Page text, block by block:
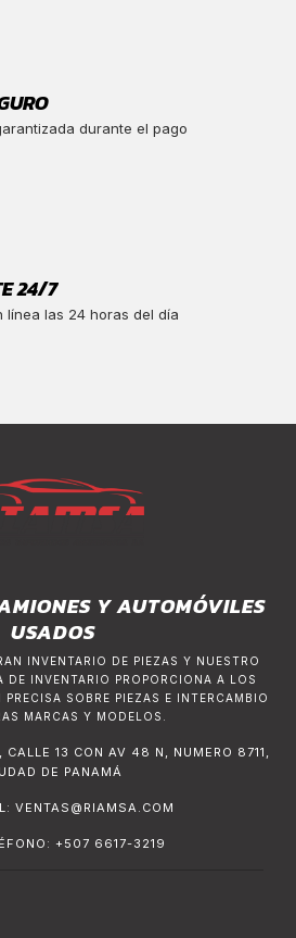
durante el pago
24/7
línea las 24 horas del día
Y AUTOMÓVILES
USADOS
INVENTARIO DE PIEZAS Y NUESTRO
DE INVENTARIO PROPORCIONA A LOS
SOBRE PIEZAS E INTERCAMBIO
MARCAS Y MODELOS.
CALLE 13 CON AV 48 N, NUMERO 8711,
DE PANAMÁ
VENTAS@RIAMSA.COM
+507 6617-3219